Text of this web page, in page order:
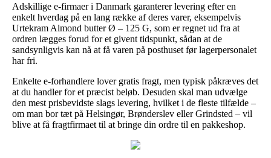
Adskillige e-firmaer i Danmark garanterer levering efter en
enkelt hverdag på en lang række af deres varer, eksempelvis
Urtekram Almond butter Ø – 125 G, som er regnet ud fra at
ordren lægges forud for et givent tidspunkt, sådan at de
sandsynligvis kan nå at få varen på posthuset før lagerpersonalet
har fri.
Enkelte e-forhandlere lover gratis fragt, men typisk påkræves det
at du handler for et præcist beløb. Desuden skal man udvælge
den mest prisbevidste slags levering, hvilket i de fleste tilfælde –
om man bor tæt på Helsingør, Brønderslev eller Grindsted – vil
blive at få fragtfirmaet til at bringe din ordre til en pakkeshop.